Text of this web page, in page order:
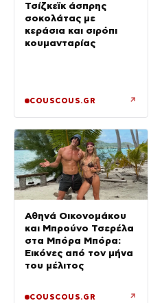
Τσίζκεϊκ άσπρης
σοκολάτας με
κεράσια και σιρόπι
κουμανταρίας
COUSCOUS.GR ↗
Αθηνά Οικονομάκου
και Μπρούνο Τσερέλα
στα Μπόρα Μπόρα:
Εικόνες από τον μήνα
του μέλιτος
COUSCOUS.GR ↗